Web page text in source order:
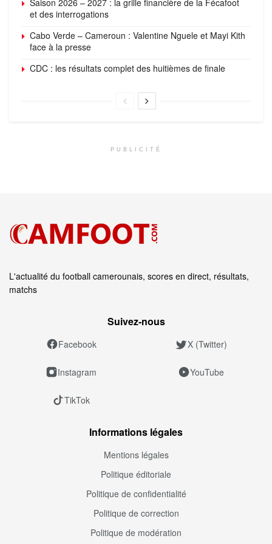
et des interrogations
Cabo Verde – Cameroun : Valentine Nguele et Mayi Kith
face à la presse
CDC : les résultats complet des huitièmes de finale
PUBLICITÉ
L'actualité du football camerounais, scores en direct, résultats,
matchs
Suivez‑nous
Facebook X (Twitter)
Instagram YouTube
TikTok
Informations légales
Mentions légales
Politique éditoriale
Politique de confidentialité
Politique de correction
Politique de modération